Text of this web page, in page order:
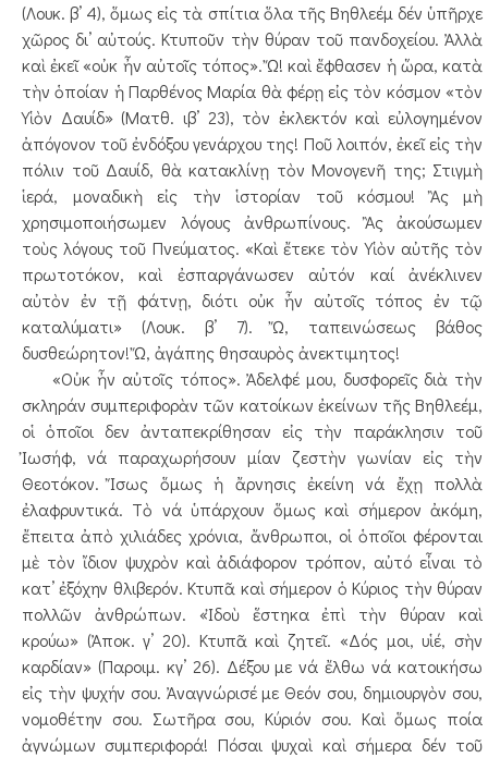
(Λουκ. β’ 4), ὅμως εἰς τὰ σπίτια ὅλα τῆς Βηθλεέμ δέν ὑπῆρχε
χῶρος δι’ αὐτούς. Κτυποῦν τὴν θύραν τοῦ πανδοχείου. Ἀλλὰ
καὶ ἐκεῖ «οὐκ ἦν αὐτοῖς τόπος». Ὤ! καὶ ἔφθασεν ἡ ὥρα, κατὰ
τὴν ὁποίαν ἡ Παρθένος Μαρία θὰ φέρῃ εἰς τὸν κόσμον «τὸν
Υἱὸν Δαυίδ» (Ματθ. ιβ’ 23), τὸν ἐκλεκτόν καὶ εὐλογημένον
ἀπόγονον τοῦ ἐνδόξου γενάρχου της! Ποῦ λοιπόν, ἐκεῖ εἰς τὴν
πόλιν τοῦ Δαυίδ, θὰ κατακλίνῃ τὸν Μονογενῆ της; Στιγμὴ
ἱερά, μοναδικὴ εἰς τὴν ἱστορίαν τοῦ κόσμου! Ἂς μὴ
χρησιμοποιήσωμεν λόγους ἀνθρωπίνους. Ἂς ἀκούσωμεν
τοὺς λόγους τοῦ Πνεύματος. «Καὶ ἔτεκε τὸν Υἱὸν αὐτῆς τὸν
πρωτοτόκον, καὶ ἐσπαργάνωσεν αὐτόν καί ἀνέκλινεν
αὐτὸν ἐν τῇ φάτνῃ, διότι οὐκ ἦν αὐτοῖς τόπος ἐν τῷ
καταλύματι» (Λουκ. β’ 7). Ὤ, ταπεινώσεως βάθος
δυσθεώρητον! Ὤ, ἀγάπης θησαυρὸς ἀνεκτιμητος!
«Οὐκ ἦν αὐτοῖς τόπος». Ἀδελφέ μου, δυσφορεῖς διὰ τὴν
σκληράν συμπεριφορὰν τῶν κατοίκων ἐκείνων τῆς Βηθλεέμ,
οἱ ὁποῖοι δεν ἀνταπεκρίθησαν εἰς τὴν παράκλησιν τοῦ
Ἰωσήφ, νά παραχωρήσουν μίαν ζεστὴν γωνίαν εἰς τὴν
Θεοτόκον. Ἴσως ὅμως ἡ ἄρνησις ἐκείνη νά ἔχῃ πολλὰ
ἐλαφρυντικά. Τὸ νά ὑπάρχουν ὅμως καὶ σήμερον ἀκόμη,
ἔπειτα ἀπὸ χιλιάδες χρόνια, ἄνθρωποι, οἱ ὁποῖοι φέρονται
μὲ τὸν ἴδιον ψυχρὸν καὶ ἀδιάφορον τρόπον, αὐτό εἶναι τὸ
κατ’ ἐξόχην θλιβερόν. Κτυπᾶ καὶ σήμερον ὁ Κύριος τὴν θύραν
πολλῶν ἀνθρώπων. «Ἰδοὺ ἕστηκα ἐπὶ τὴν θύραν καὶ
κρούω» (Ἀποκ. γ’ 20). Κτυπᾶ καὶ ζητεῖ. «Δός μοι, υἱέ, σὴν
καρδίαν» (Παροιμ. κγ’ 26). Δέξου με νά ἔλθω νά κατοικήσω
εἰς τὴν ψυχήν σου. Ἀναγνώρισέ με Θεόν σου, δημιουργὸν σου,
νομοθέτην σου. Σωτῆρα σου, Κύριόν σου. Καὶ ὅμως ποία
ἀγνώμων συμπεριφορά! Πόσαι ψυχαὶ καὶ σήμερα δέν τοῦ